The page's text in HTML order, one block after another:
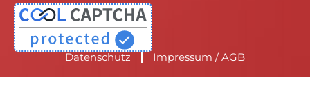
Datenschutz Impressum / AGB